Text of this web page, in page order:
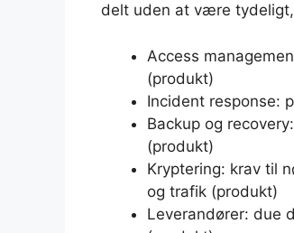
delt uden at være
Access
(produkt)
Incident response:
Backup og
(produkt)
Kryptering: krav til
og trafik (produkt)
Leverandører: due